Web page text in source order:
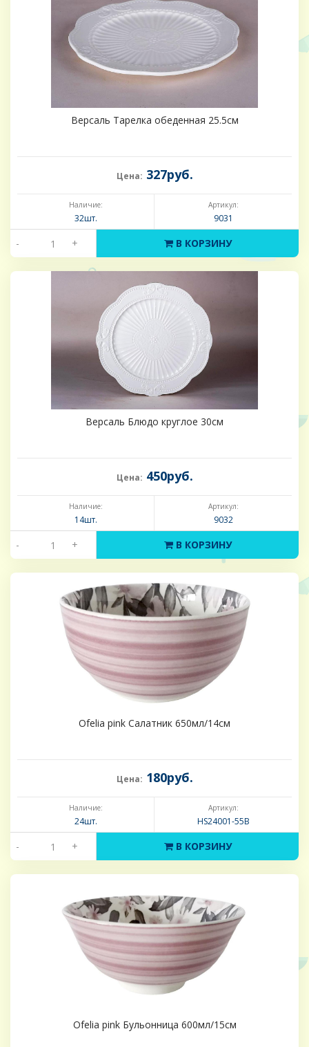
Версаль Тарелка обеденная 25.5см
Цена: 327руб.
Наличие:
32шт.
Артикул:
9031
- + В КОРЗИНУ
Версаль Блюдо круглое 30см
Цена: 450руб.
Наличие:
14шт.
Артикул:
9032
- + В КОРЗИНУ
Ofelia pink Салатник 650мл/14см
Цена: 180руб.
Наличие:
24шт.
Артикул:
HS24001-55B
- + В КОРЗИНУ
Ofelia pink Бульонница 600мл/15см